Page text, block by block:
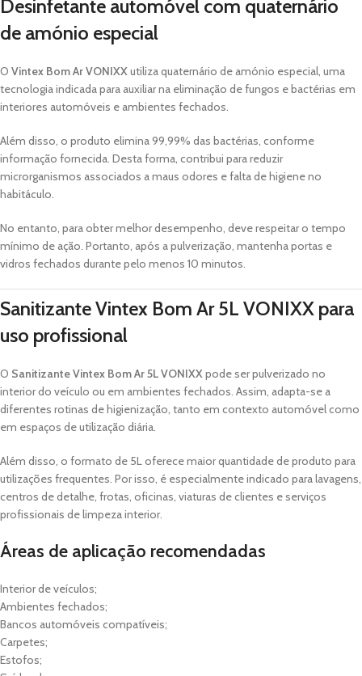
Desinfetante automóvel com quaternário
de amónio especial
O Vintex Bom Ar VONIXX utiliza quaternário de amónio especial, uma
tecnologia indicada para auxiliar na eliminação de fungos e bactérias em
interiores automóveis e ambientes fechados.
Além disso, o produto elimina 99,99% das bactérias, conforme
informação fornecida. Desta forma, contribui para reduzir
microrganismos associados a maus odores e falta de higiene no
habitáculo.
No entanto, para obter melhor desempenho, deve respeitar o tempo
mínimo de ação. Portanto, após a pulverização, mantenha portas e
vidros fechados durante pelo menos 10 minutos.
Sanitizante Vintex Bom Ar 5L VONIXX para
uso profissional
O Sanitizante Vintex Bom Ar 5L VONIXX pode ser pulverizado no
interior do veículo ou em ambientes fechados. Assim, adapta-se a
diferentes rotinas de higienização, tanto em contexto automóvel como
em espaços de utilização diária.
Além disso, o formato de 5L oferece maior quantidade de produto para
utilizações frequentes. Por isso, é especialmente indicado para lavagens,
centros de detalhe, frotas, oficinas, viaturas de clientes e serviços
profissionais de limpeza interior.
Áreas de aplicação recomendadas
Interior de veículos;
Ambientes fechados;
Bancos automóveis compatíveis;
Carpetes;
Estofos;